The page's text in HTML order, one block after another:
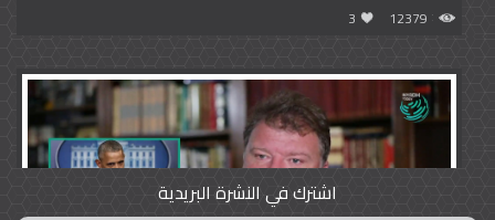
12379
3
اشترك في النشرة البريدية